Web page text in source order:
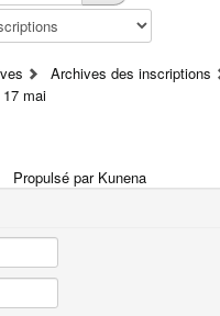
Archives des inscriptions
mai
Propulsé par Kunena